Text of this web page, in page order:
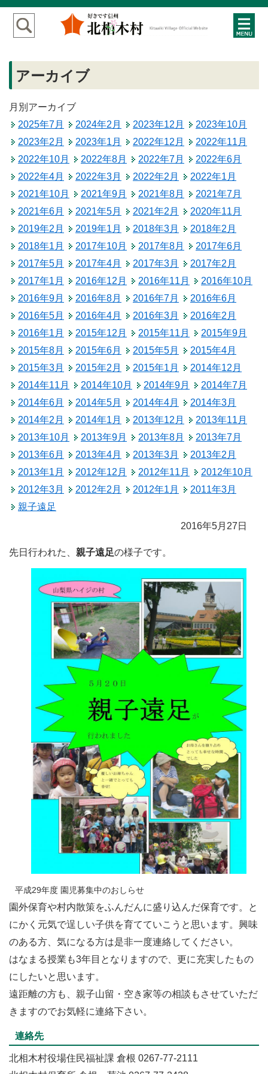
アーカイブ
月別アーカイブ
2025年7月
2024年2月 2023年12月
2023年10月
2023年2月
2023年1月 2022年12月
2022年11月
2022年10月
2022年8月 2022年7月
2022年6月
2022年4月
2022年3月 2022年2月
2022年1月
2021年10月
2021年9月 2021年8月
2021年7月
2021年6月
2021年5月 2021年2月
2020年11月
2019年2月
2019年1月 2018年3月
2018年2月
2018年1月
2017年10月 2017年8月
2017年6月
2017年5月
2017年4月 2017年3月
2017年2月
2017年1月
2016年12月 2016年11月
2016年10月
2016年9月
2016年8月 2016年7月
2016年6月
2016年5月
2016年4月 2016年3月
2016年2月
2016年1月
2015年12月 2015年11月
2015年9月
2015年8月
2015年6月 2015年5月
2015年4月
2015年3月
2015年2月 2015年1月
2014年12月
2014年11月
2014年10月 2014年9月
2014年7月
2014年6月
2014年5月 2014年4月
2014年3月
2014年2月
2014年1月 2013年12月
2013年11月
2013年10月
2013年9月 2013年8月
2013年7月
2013年6月
2013年4月 2013年3月
2013年2月
2013年1月
2012年12月 2012年11月
2012年10月
2012年3月
2012年2月 2012年1月
2011年3月
親子遠足
2016年5月27日
先日行われた、 親子遠足の様子です。
平成29年度 園児募集中のおしらせ
園外保育や村内散策をふんだんに盛り込んだ保育です。と
にかく元気で逞しい子供を育てていこうと思います。興味
のある方、気になる方は是非一度連絡してください。
はなまる授業も3年目となりますので、更に充実したもの
にしたいと思います。
遠距離の方も、親子山留・空き家等の相談もさせていただ
きますのでお気軽に連絡下さい。
連絡先
北相木村役場住民福祉課 倉根 0267-77-2111